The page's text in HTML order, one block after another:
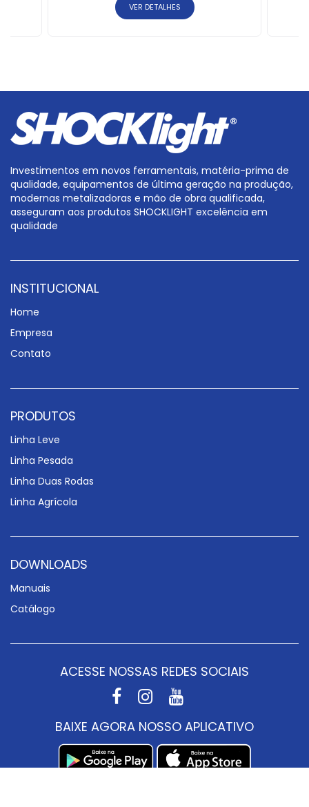
VER DETALHES
Investimentos em novos ferramentais, matéria-prima de
qualidade, equipamentos de última geração na produção,
modernas metalizadoras e mão de obra qualificada,
asseguram aos produtos SHOCKLIGHT excelência em
qualidade
INSTITUCIONAL
Home
Empresa
Contato
PRODUTOS
Linha Leve
Linha Pesada
Linha Duas Rodas
Linha Agrícola
DOWNLOADS
Manuais
Catálogo
ACESSE NOSSAS REDES SOCIAIS
BAIXE AGORA NOSSO APLICATIVO